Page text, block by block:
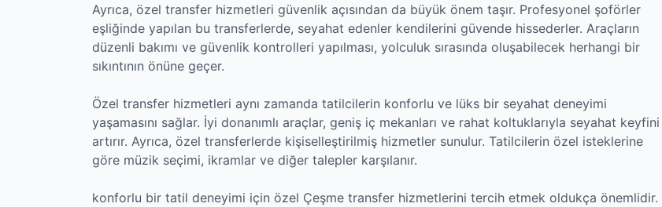
Ayrıca, özel transfer hizmetleri güvenlik açısından da büyük önem taşır. Profesyonel şoförler
eşliğinde yapılan bu transferlerde, seyahat edenler kendilerini güvende hissederler. Araçların
düzenli bakımı ve güvenlik kontrolleri yapılması, yolculuk sırasında oluşabilecek herhangi bir
sıkıntının önüne geçer.
Özel transfer hizmetleri aynı zamanda tatilcilerin konforlu ve lüks bir seyahat deneyimi
yaşamasını sağlar. İyi donanımlı araçlar, geniş iç mekanları ve rahat koltuklarıyla seyahat keyfini
artırır. Ayrıca, özel transferlerde kişiselleştirilmiş hizmetler sunulur. Tatilcilerin özel isteklerine
göre müzik seçimi, ikramlar ve diğer talepler karşılanır.
konforlu bir tatil deneyimi için özel Çeşme transfer hizmetlerini tercih etmek oldukça önemlidir.